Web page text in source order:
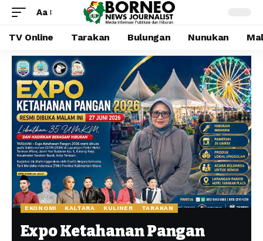
Aa
TV Online Tarakan Bulungan Nunukan
EKONOMI KALTARA KULINER TARAKAN
Expo Ketahanan Pangan